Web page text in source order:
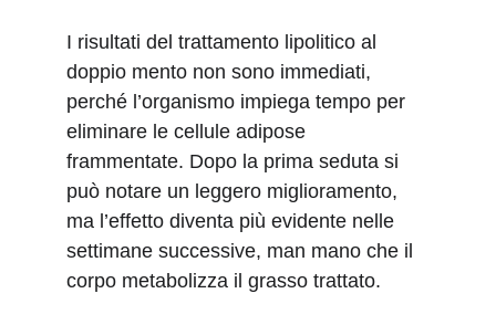
I risultati del trattamento lipolitico al
doppio mento non sono immediati,
perché l’organismo impiega tempo per
eliminare le cellule adipose
frammentate. Dopo la prima seduta si
può notare un leggero miglioramento,
ma l’effetto diventa più evidente nelle
settimane successive, man mano che il
corpo metabolizza il grasso trattato.